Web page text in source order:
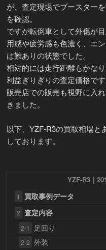
が、査定現場でブースター
を確認。
ですが転倒車として外傷が
用感や疲労感も色濃く、エ
は難ありの状態でした。
相対的には走行距離もかな
利益ぎりぎりの査定価格で
販売店での販売も視野に入
きました。
以下、YZF-R3の買取相場と
しております。
YZF-R3｜
1 買取事例データ
2 査定内容
2-1 足回り
2-2 外装